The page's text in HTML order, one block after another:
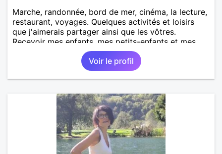
Marche, randonnée, bord de mer, cinéma, la lecture,
restaurant, voyages. Quelques activités et loisirs
que j'aimerais partager ainsi que les vôtres.
Recevoir mes enfants, mes petits-enfants et mes
amis. Bénévolat auprès des enfants à l’école, pour le
cinéma indépendant... Se rencontrer, être à l’écoute,
échanger avec une personne de confiance, pour une
vie de partage, de tendresse. Les voyages et où
dehors des sentiers battus me raviraient. Je
m'engage à répondre à votre message. Au plaisir de
Voir le profil